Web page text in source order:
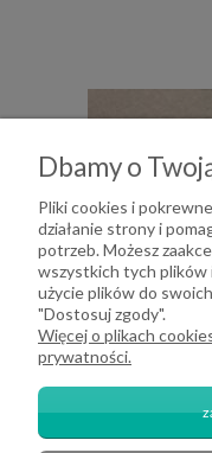
Bieżnik
Dbamy o
Pliki cookies i
działanie strony i
potrzeb. Możesz
wszystkich tych plików
użycie plików do
"Dostosuj zgody".
Więcej o plikach
prywatności.